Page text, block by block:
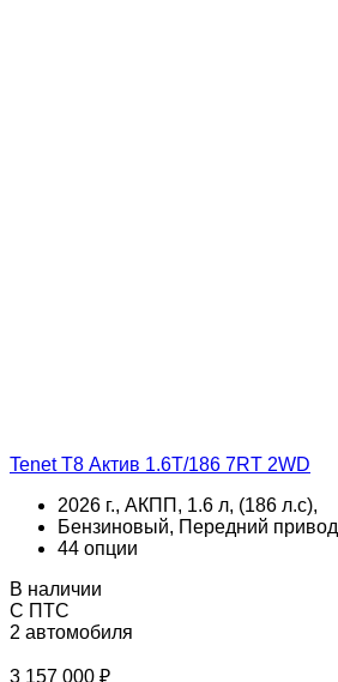
Tenet T8 Актив 1.6T/186 7RT 2WD
2026 г., АКПП, 1.6 л, (186 л.с),
Бензиновый, Передний привод
44 опции
В наличии
С ПТС
2 автомобиля
3 157 000 ₽